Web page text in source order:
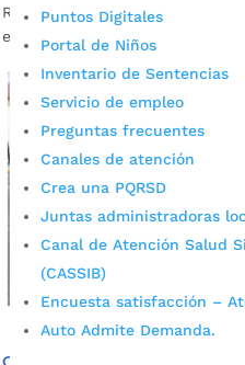
Puntos Digitales
Portal de Niños
Inventario de Sentencias
Servicio de empleo
Preguntas frecuentes
Canales de atención
Crea una PQRSD
Juntas administradoras
Canal de Atención Salud
(CASSIB)
Encuesta satisfacción –
Auto Admite Demanda.
Rodríguez / Prensa Alcaldía de
entrevista: Melissa Franco,